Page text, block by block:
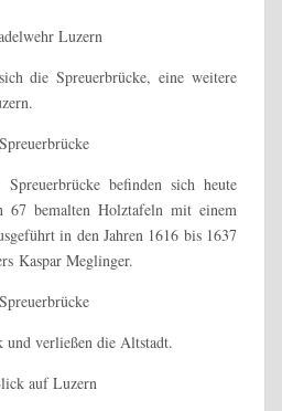
die Spreuerbrücke, eine weitere
befinden sich heute
67 bemalten Holztafeln mit einem
in den Jahren 1616 bis 1637
Kaspar Meglinger.
und verließen die Altstadt.